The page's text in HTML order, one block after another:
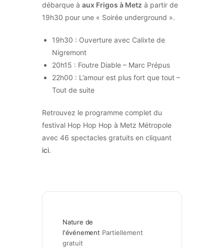
débarque à aux Frigos à Metz à partir de
19h30 pour une « Soirée underground ».
19h30 : Ouverture avec Calixte de
Nigremont
20h15 : Foutre Diable – Marc Prépus
22h00 : L’amour est plus fort que tout –
Tout de suite
Retrouvez le programme complet du
festival Hop Hop Hop à Metz Métropole
avec 46 spectacles gratuits en cliquant
ici.
Nature de
l'événement Partiellement
gratuit